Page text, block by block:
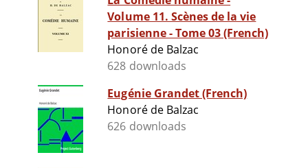
Volume 11. Scènes de la vie
parisienne - Tome 03 (French)
Honoré de Balzac
628 downloads
Eugénie Grandet (French)
Honoré de Balzac
626 downloads